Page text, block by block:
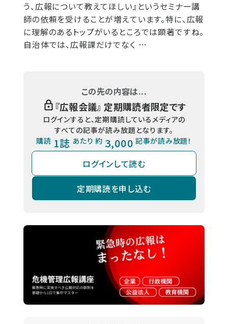
う、広報について教えてほしい』というセミナー講
師の依頼を受けることが増えています。特に、広報
に理解のあるトップがいるところでは顕著ですね。
自治体では、広報課だけでなく …
この先の内容は...
『広報会議』 定期購読者限定です
ログインすると、定期購読しているメディアの
すべての記事が読み放題となります。
購読 1誌 あたり 約 3,000 記事が読み放題！
ログインして読む
定期購読を申し込む